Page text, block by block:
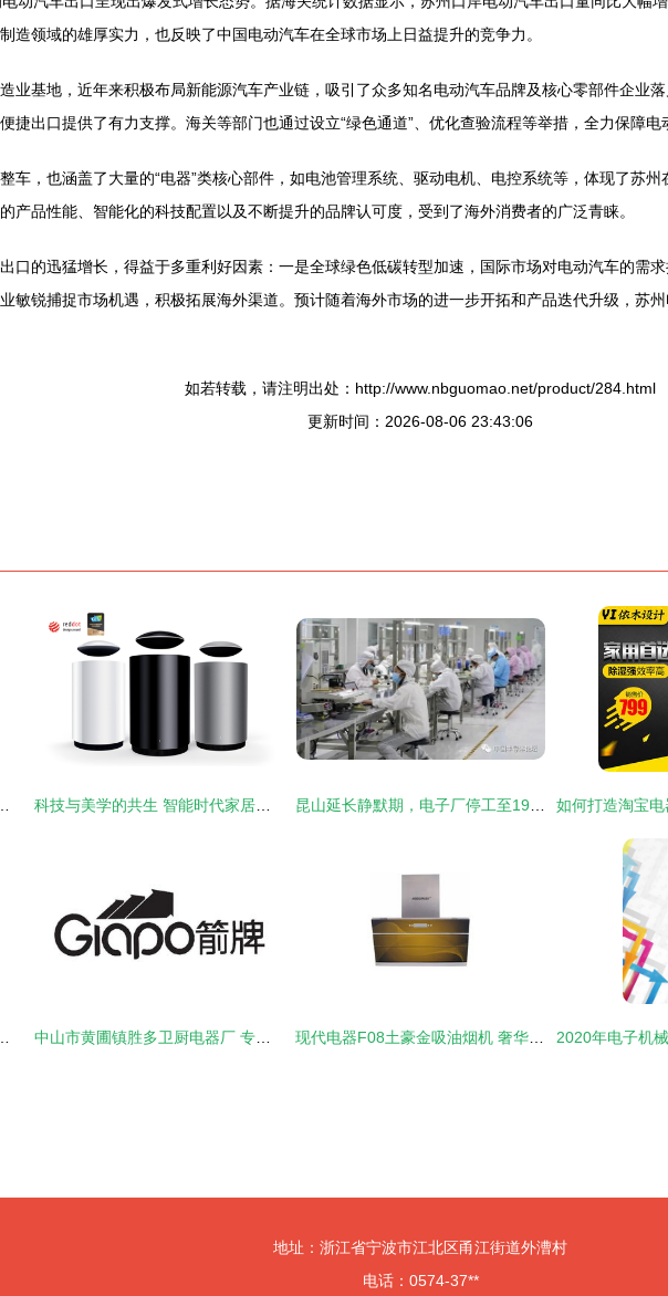
造领域的雄厚实力，也反映了中国电动汽车在全球市场上日益提升的竞争力。
业基地，近年来积极布局新能源汽车产业链，吸引了众多知名电动汽车品牌及核心零部件企业
捷出口提供了有力支撑。海关等部门也通过设立“绿色通道”、优化查验流程等举措，全力保障电
车，也涵盖了大量的“电器”类核心部件，如电池管理系统、驱动电机、电控系统等，体现了苏
产品性能、智能化的科技配置以及不断提升的品牌认可度，受到了海外消费者的广泛青睐。
口的迅猛增长，得益于多重利好因素：一是全球绿色低碳转型加速，国际市场对电动汽车的需
敏锐捕捉市场机遇，积极拓展海外渠道。预计随着海外市场的进一步开拓和产品迭代升级，苏
如若转载，请注明出处：http://www.nbguomao.net/product/284.html
更新时间：2026-08-06 23:43:06
地址：浙江省宁波市江北区甬江街道外漕村
电话：0574-37**